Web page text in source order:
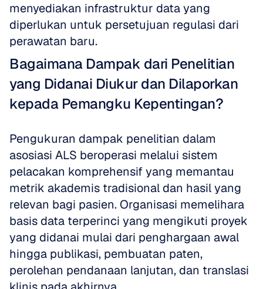
menyediakan infrastruktur data yang
diperlukan untuk persetujuan regulasi dari
perawatan baru.
Bagaimana Dampak dari Penelitian
yang Didanai Diukur dan Dilaporkan
kepada Pemangku Kepentingan?
Pengukuran dampak penelitian dalam
asosiasi ALS beroperasi melalui sistem
pelacakan komprehensif yang memantau
metrik akademis tradisional dan hasil yang
relevan bagi pasien. Organisasi memelihara
basis data terperinci yang mengikuti proyek
yang didanai mulai dari penghargaan awal
hingga publikasi, pembuatan paten,
perolehan pendanaan lanjutan, dan translasi